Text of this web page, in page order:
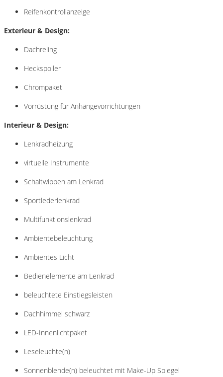
Reifenkontrollanzeige
Exterieur & Design:
Dachreling
Heckspoiler
Chrompaket
Vorrüstung für Anhängevorrichtungen
Interieur & Design:
Lenkradheizung
virtuelle Instrumente
Schaltwippen am Lenkrad
Sportlederlenkrad
Multifunktionslenkrad
Ambientebeleuchtung
Ambientes Licht
Bedienelemente am Lenkrad
beleuchtete Einstiegsleisten
Dachhimmel schwarz
LED-Innenlichtpaket
Leseleuchte(n)
Sonnenblende(n) beleuchtet mit Make-Up Spiegel